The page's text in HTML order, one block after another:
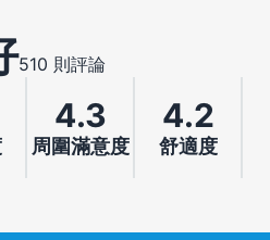
510 則評論
4.3
周圍滿意度
4.2
舒適度